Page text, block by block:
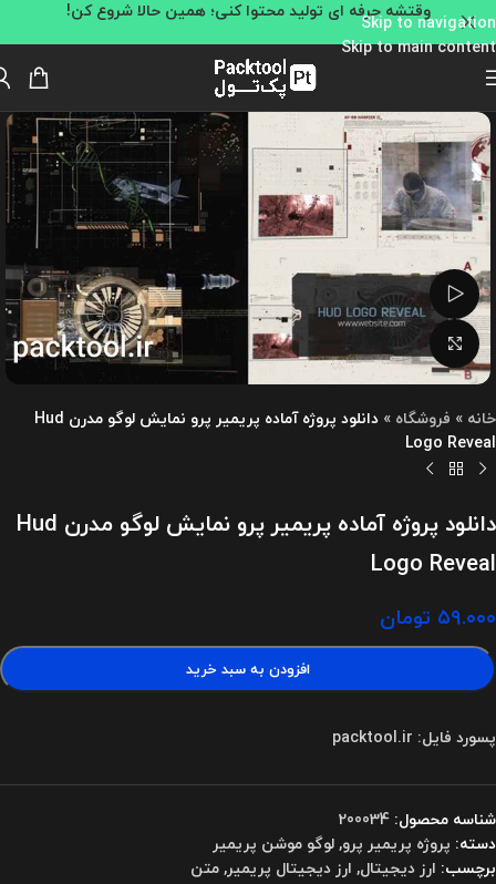
Skip to navigation
Skip to main content
وقتشه حرفه ای تولید محتوا کنی؛ همین حالا شروع کن!
تماشای ویدئو
بزرگنمایی تصویر
خانه » فروشگاه »
دانلود پروژه آماده پریمیر پرو نمایش لوگو مدرن Hud
Logo Reveal
دانلود پروژه آماده پریمیر پرو نمایش لوگو مدرن Hud
Logo Reveal
۵۹.۰۰۰ تومان
افزودن به سبد خرید
پسورد فایل: packtool.ir
شناسه محصول: 200034
دسته: پروژه پریمیر پرو,لوگو موشن پریمیر
برچسب: ارز دیجیتال, ارز دیجیتال پریمیر,متن